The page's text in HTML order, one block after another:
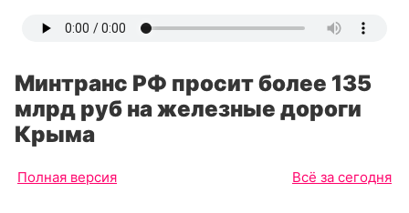
Минтранс РФ просит более 135
млрд руб на железные дороги
Крыма
Полная версия Всё за сегодня